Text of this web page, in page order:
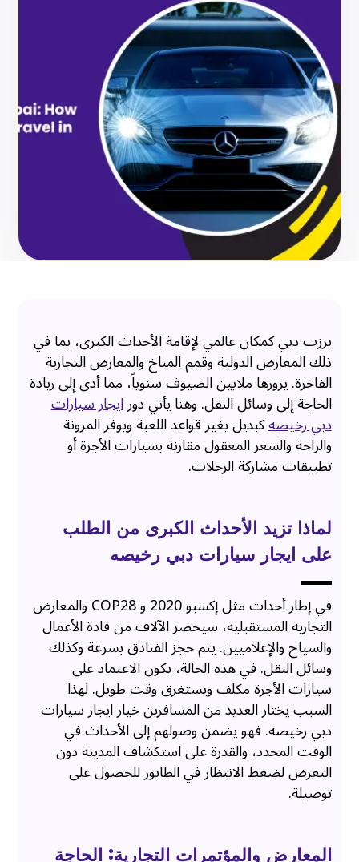
برزت دبي كمكان عالمي لإقامة الأحداث الكبرى، بما في
ذلك المعارض الدولية وقمم المناخ والمعارض التجارية
الفاخرة. يزورها ملايين الضيوف سنوياً، مما أدى إلى زيادة
الحاجة إلى وسائل النقل. وهنا يأتي دورايجار سيارات
دبي رخيصهكبديل يغير قواعد اللعبة ويوفر المرونة
والراحة والسعر المعقول مقارنة بسيارات الأجرة أو
تطبيقات مشاركة الرحلات.
لماذا تزيد الأحداث الكبرى من الطلب
على ايجار سيارات دبي رخيصه
في إطار أحداث مثل إكسبو 2020 و COP28 والمعارض
التجارية المستقبلية، سيحضر الآلاف من قادة الأعمال
والسياح والإعلاميين. يتم حجز الفنادق بسرعة وكذلك
وسائل النقل. في هذه الحالة، يكون الاعتماد على
سيارات الأجرة مكلف ويستغرق وقت طويل. لهذا
السبب يختار العديد من المسافرين خيار ايجار سيارات
دبي رخيصه. فهو يضمن وصولهم إلى الأحداث في
الوقت المحدد، والقدرة على استكشاف المدينة دون
التعرض لضغط الانتظار في الطابور للحصول على
توصيلة.
المعارض والمؤتمرات التجارية: الحاجة